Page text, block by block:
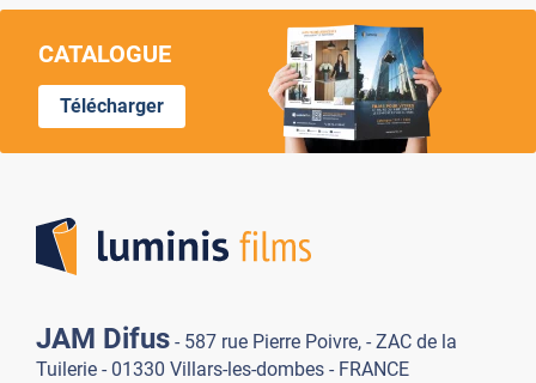
CATALOGUE
Télécharger
JAM Difus - 587 rue Pierre Poivre, - ZAC de la
Tuilerie - 01330 Villars-les-dombes - FRANCE